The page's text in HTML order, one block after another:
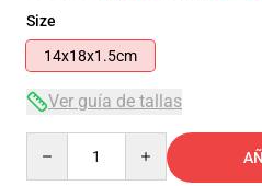
Size
14x18x1.5cm
Ver guía de tallas